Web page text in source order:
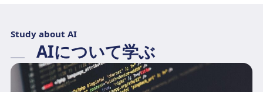
Study about AI
AIについて学ぶ